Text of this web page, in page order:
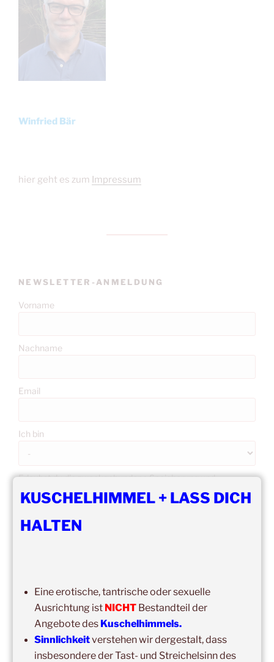
Winfried Bär
hier geht es zum Impressum
NEWSLETTER-ANMELDUNG
Vorname
Nachname
Email
Ich bin
Erlaubst du die zweckgebundene Speicherung und
Mit der Anmeldung akzeptiere ich die Regeln zur
KUSCHELHIMMEL + LASS DICH
HALTEN
Eine erotische, tantrische oder sexuelle
Ausrichtung ist NICHTBestandteil der
Angebote des Kuschelhimmels.
Sinnlichkeitverstehen wir dergestalt, dass
insbesondere der Tast- und Streichelsinn des